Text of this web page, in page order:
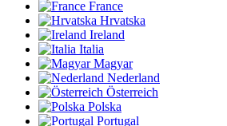
France
Hrvatska
Ireland
Italia
Magyar
Nederland
Österreich
Polska
Portugal